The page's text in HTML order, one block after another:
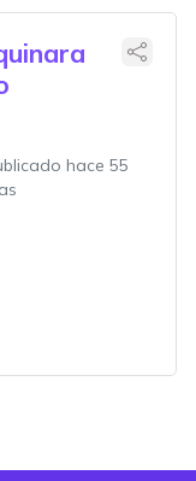
hace 55